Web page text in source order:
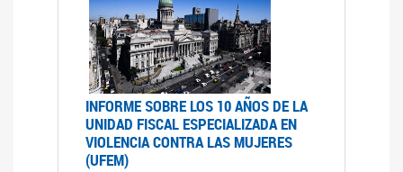
INFORME SOBRE LOS 10 AÑOS DE LA
UNIDAD FISCAL ESPECIALIZADA EN
VIOLENCIA CONTRA LAS MUJERES
(UFEM)